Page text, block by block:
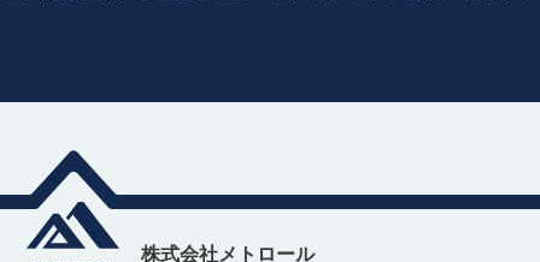
株式会社メトロール